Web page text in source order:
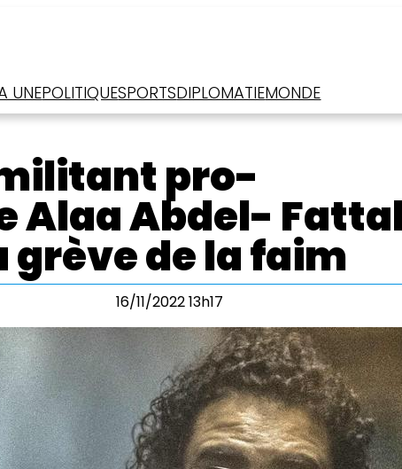
UNEPOLITIQUESPORTSDIPLOMATIEMONDE
pro-
Alaa Abdel-
grève de la faim
16/11/2022 13h17